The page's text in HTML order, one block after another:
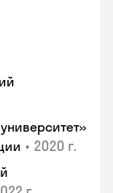
• 2020 г.